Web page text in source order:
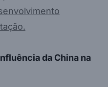
da China na